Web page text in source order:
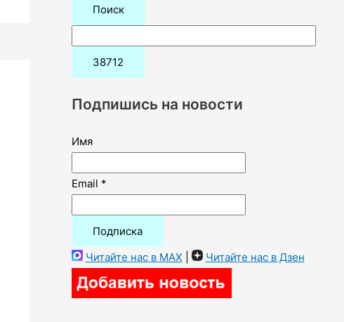
:
Подпишись на новости
Имя
Email *
Читайте нас в MAX Читайте нас в Дзен